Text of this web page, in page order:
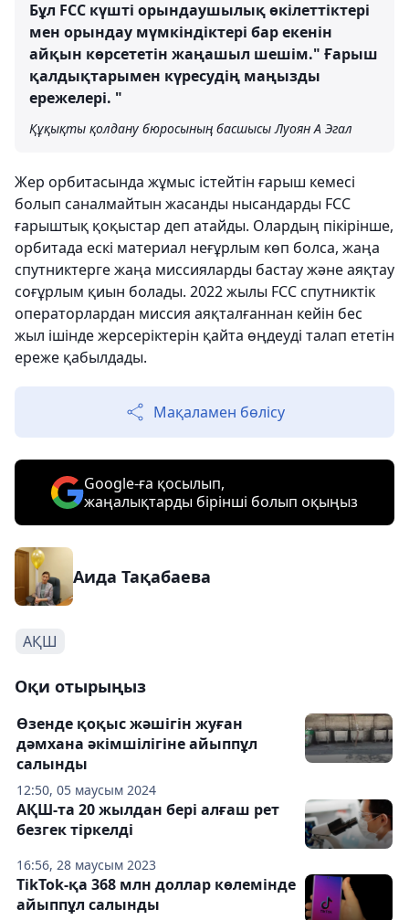
Бұл FCC күшті орындаушылық өкілеттіктері
мен орындау мүмкіндіктері бар екенін
айқын көрсететін жаңашыл шешім." Ғарыш
қалдықтарымен күресудің маңызды
ережелері. "
Құқықты қолдану бюросының басшысы Луоян А Эгал
Жер орбитасында жұмыс істейтін ғарыш кемесі
болып саналмайтын жасанды нысандарды FCC
ғарыштық қоқыстар деп атайды. Олардың пікірінше,
орбитада ескі материал неғұрлым көп болса, жаңа
спутниктерге жаңа миссияларды бастау және аяқтау
соғұрлым қиын болады. 2022 жылы FCC спутниктік
операторлардан миссия аяқталғаннан кейін бес
жыл ішінде жерсеріктерін қайта өңдеуді талап ететін
ереже қабылдады.
Мақаламен бөлісу
Google-ға қосылып,
жаңалықтарды бірінші болып оқыңыз
Аида Тақабаева
АҚШ
Оқи отырыңыз
12:50, 05 маусым 2024
Өзенде қоқыс жәшігін жуған
дәмхана әкімшілігіне айыппұл
салынды
16:56, 28 маусым 2023
АҚШ-та 20 жылдан бері алғаш рет
безгек тіркелді
TikTok-қа 368 млн доллар көлемінде
айыппұл салынды